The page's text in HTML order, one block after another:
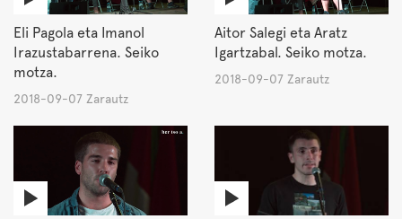
Eli Pagola eta Imanol
Irazustabarrena. Seiko
motza.
2018-09-07 Zarautz
Aitor Salegi eta Aratz
Igartzabal. Seiko motza.
2018-09-07 Zarautz